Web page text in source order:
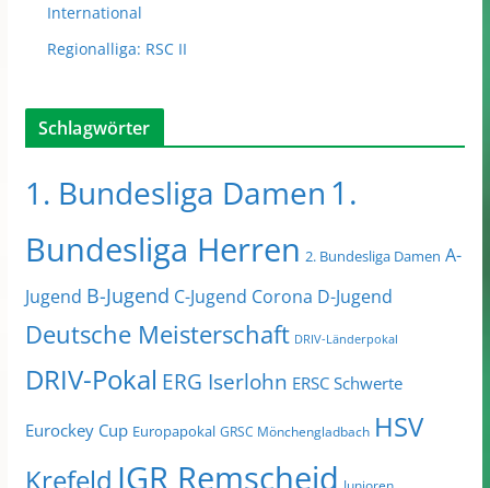
International
Regionalliga: RSC II
Schlagwörter
1. Bundesliga Damen 1.
Bundesliga Herren 2. Bundesliga Damen A-
Jugend B-Jugend C-Jugend Corona D-Jugend
Deutsche Meisterschaft DRIV-Länderpokal
DRIV-Pokal ERG Iserlohn ERSC Schwerte
Eurockey Cup Europapokal GRSC Mönchengladbach HSV
Krefeld IGR Remscheid